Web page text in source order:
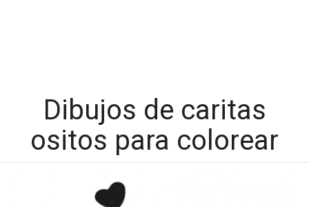
Dibujos de caritas
ositos para colorear